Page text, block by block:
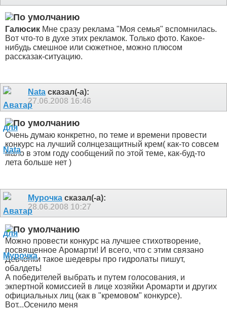
Галюсик Мне сразу реклама "Моя семья" вспомнилась.
Вот что-то в духе этих рекламок. Только фото. Какое-
нибудь смешное или сюжетное, можно плюсом
рассказак-ситуацию.
Nata сказал(-а):
27.06.2008 16:46
Очень думаю конкретно, по теме и времени провести
конкурс на лучший солнцезащитный крем( как-то совсем
мало в этом году сообщений по этой теме, как-буд-то
лета больше нет )
Мурочка сказал(-а):
28.06.2008 10:27
Можно провести конкурс на лучшее стихотворение,
посвященное Аромарти! И всего, что с этим связано
Девчонки такое шедевры про гидролаты пишут,
обалдеть!
А победителей выбрать и путем голосования, и
экпертной комиссией в лице хозяйки Аромарти и других
официальных лиц (как в "кремовом" конкурсе).
Вот...Осенило меня